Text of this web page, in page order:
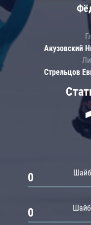
0
0
Акузовский
Стрельцов